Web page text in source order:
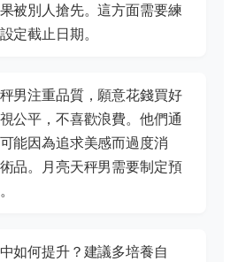
被別人搶先。這方面需要練
定截止日期。
男注重品質，願意花錢買好
公平，不喜歡浪費。他們通
能因為追求美感而過度消
品。月亮天秤男需要制定預
如何提升？建議多培養自